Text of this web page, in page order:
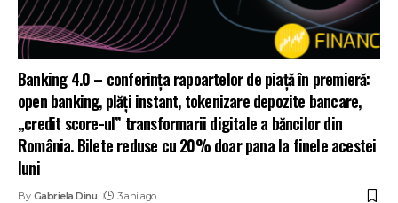
Banking 4.0 – conferința rapoartelor de piață în premieră:
open banking, plăți instant, tokenizare depozite bancare,
„credit score-ul” transformarii digitale a băncilor din
România. Bilete reduse cu 20% doar pana la finele acestei
luni
By Gabriela Dinu 3 ani ago